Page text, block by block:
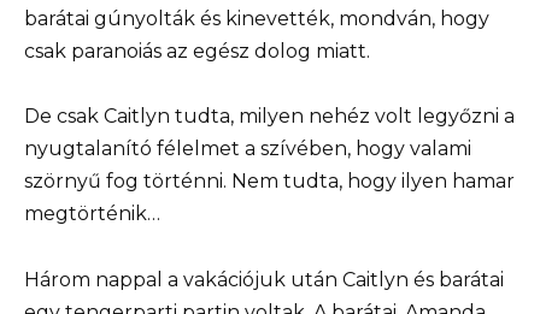
barátai gúnyolták és kinevették, mondván, hogy
csak paranoiás az egész dolog miatt.
De csak Caitlyn tudta, milyen nehéz volt legyőzni a
nyugtalanító félelmet a szívében, hogy valami
szörnyű fog történni. Nem tudta, hogy ilyen hamar
megtörténik…
Három nappal a vakációjuk után Caitlyn és barátai